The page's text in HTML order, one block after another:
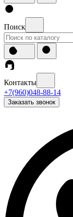
Поиск
Контакты
+7(960)048-88-14
Заказать звонок